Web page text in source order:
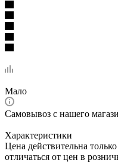
Мало
Самовывоз с нашего
Характеристики
Цена действительна
отличаться от цен в